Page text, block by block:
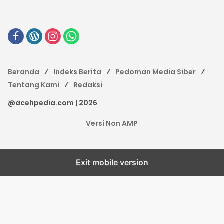
Beranda Indeks Berita
Pedoman Media Siber
Tentang Kami
Redaksi
@acehpedia.com | 2026
Versi Non AMP
Exit mobile version